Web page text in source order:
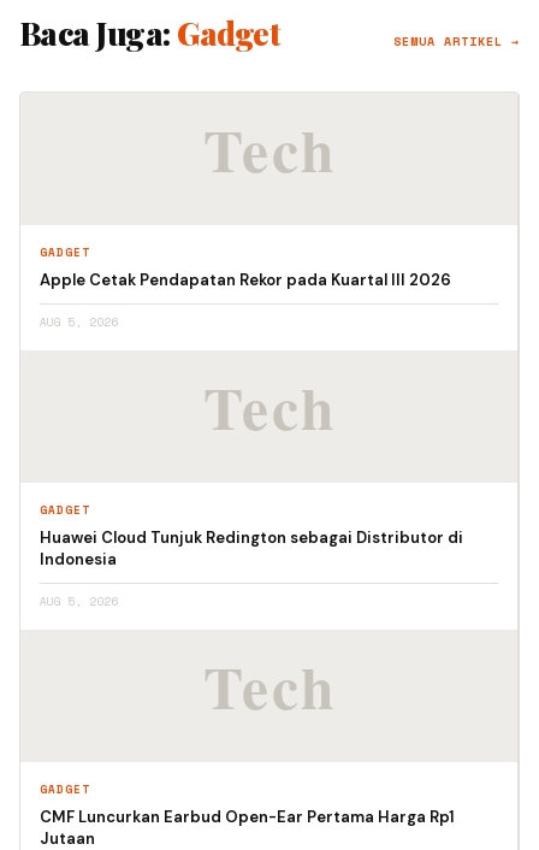
Baca Juga: Gadget SEMUA ARTIKEL →
GADGET
Apple Cetak Pendapatan Rekor pada Kuartal III 2026
AUG 5, 2026
GADGET
Huawei Cloud Tunjuk Redington sebagai Distributor di
Indonesia
AUG 5, 2026
GADGET
CMF Luncurkan Earbud Open-Ear Pertama Harga Rp1
Jutaan